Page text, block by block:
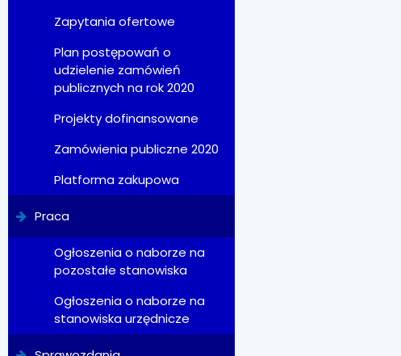
Zapytania ofertowe
Plan postępowań o
udzielenie zamówień
publicznych na rok 2020
Projekty dofinansowane
Zamówienia publiczne 2020
Platforma zakupowa
Praca
Ogłoszenia o naborze na
pozostałe stanowiska
Ogłoszenia o naborze na
stanowiska urzędnicze